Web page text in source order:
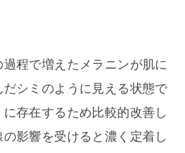
程で増えたメラニンが肌に
シミのように見える状態で
存在するため比較的改善し
影響を受けると濃く定着し